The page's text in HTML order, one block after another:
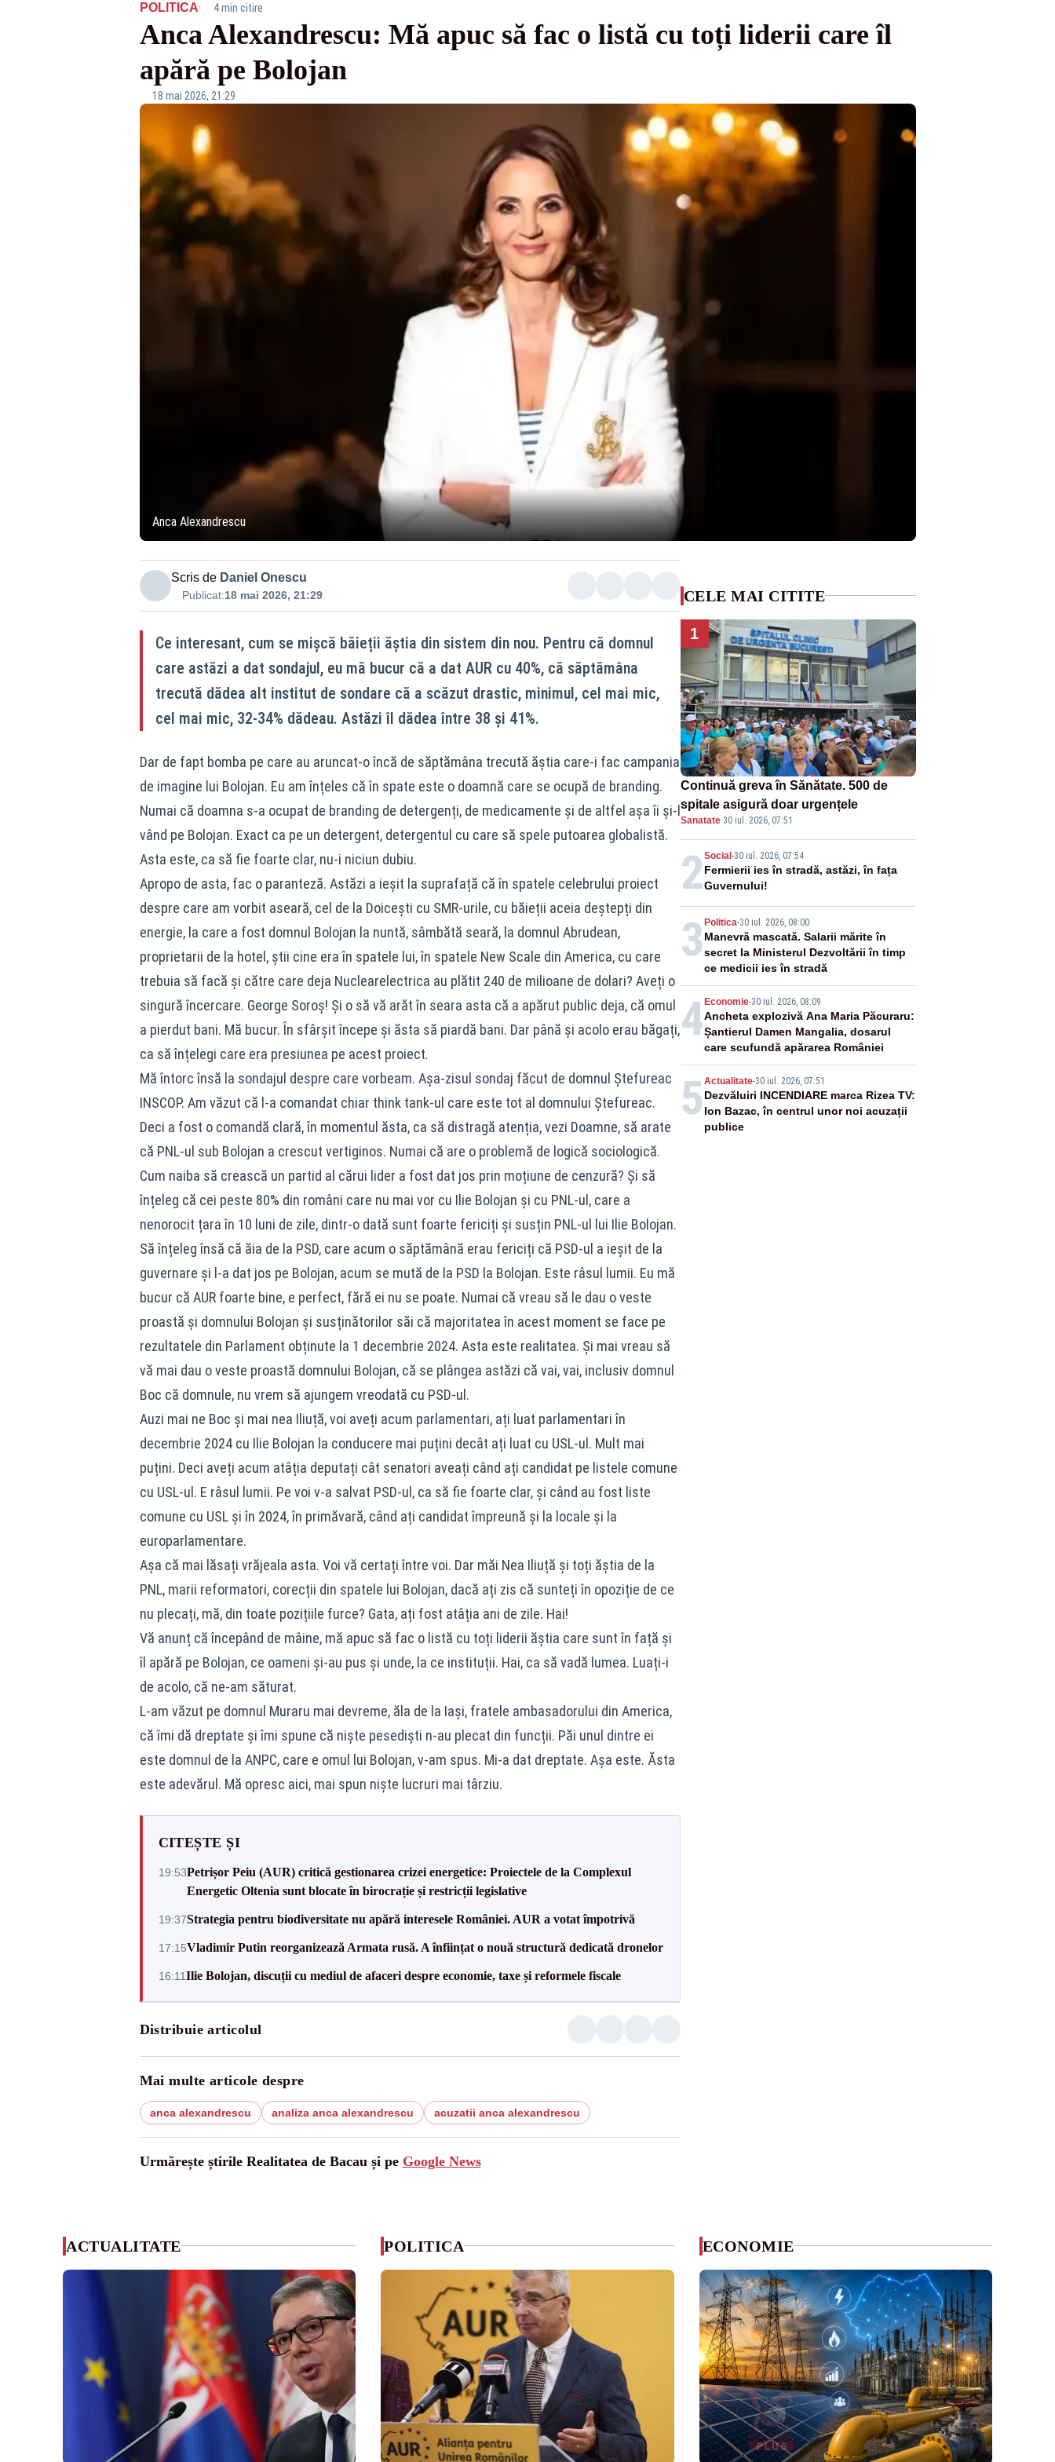
POLITICA· 4 min citire
Anca Alexandrescu: Mă apuc să fac o listă cu toți liderii care îl
apără pe Bolojan
18 mai 2026, 21:29
Anca Alexandrescu
Scris de Daniel Onescu
Publicat:18 mai 2026, 21:29
Ce interesant, cum se mișcă băieții ăștia din sistem din nou. Pentru că domnul
care astăzi a dat sondajul, eu mă bucur că a dat AUR cu 40%, că săptămâna
trecută dădea alt institut de sondare că a scăzut drastic, minimul, cel mai mic,
cel mai mic, 32-34% dădeau. Astăzi îl dădea între 38 și 41%.
Dar de fapt bomba pe care au aruncat-o încă de săptămâna trecută ăștia care-i fac campania
de imagine lui Bolojan. Eu am înțeles că în spate este o doamnă care se ocupă de branding.
Numai că doamna s-a ocupat de branding de detergenți, de medicamente și de altfel așa îi și-l
vând pe Bolojan. Exact ca pe un detergent, detergentul cu care să spele putoarea globalistă.
Asta este, ca să fie foarte clar, nu-i niciun dubiu.
Apropo de asta, fac o paranteză. Astăzi a ieșit la suprafață că în spatele celebrului proiect
despre care am vorbit aseară, cel de la Doicești cu SMR-urile, cu băieții aceia deștepți din
energie, la care a fost domnul Bolojan la nuntă, sâmbătă seară, la domnul Abrudean,
proprietarii de la hotel, știi cine era în spatele lui, în spatele New Scale din America, cu care
trebuia să facă și către care deja Nuclearelectrica au plătit 240 de milioane de dolari? Aveți o
singură încercare. George Soroș! Și o să vă arăt în seara asta că a apărut public deja, că omul
a pierdut bani. Mă bucur. În sfârșit începe și ăsta să piardă bani. Dar până și acolo erau băgați,
ca să înțelegi care era presiunea pe acest proiect.
Mă întorc însă la sondajul despre care vorbeam. Așa-zisul sondaj făcut de domnul Ștefureac
INSCOP. Am văzut că l-a comandat chiar think tank-ul care este tot al domnului Ștefureac.
Deci a fost o comandă clară, în momentul ăsta, ca să distragă atenția, vezi Doamne, să arate
că PNL-ul sub Bolojan a crescut vertiginos. Numai că are o problemă de logică sociologică.
Cum naiba să crească un partid al cărui lider a fost dat jos prin moțiune de cenzură? Și să
înțeleg că cei peste 80% din români care nu mai vor cu Ilie Bolojan și cu PNL-ul, care a
nenorocit țara în 10 luni de zile, dintr-o dată sunt foarte fericiți și susțin PNL-ul lui Ilie Bolojan.
Să înțeleg însă că ăia de la PSD, care acum o săptămână erau fericiți că PSD-ul a ieșit de la
guvernare și l-a dat jos pe Bolojan, acum se mută de la PSD la Bolojan. Este râsul lumii. Eu mă
bucur că AUR foarte bine, e perfect, fără ei nu se poate. Numai că vreau să le dau o veste
proastă și domnului Bolojan și susținătorilor săi că majoritatea în acest moment se face pe
rezultatele din Parlament obținute la 1 decembrie 2024. Asta este realitatea. Și mai vreau să
vă mai dau o veste proastă domnului Bolojan, că se plângea astăzi că vai, vai, inclusiv domnul
Boc că domnule, nu vrem să ajungem vreodată cu PSD-ul.
Auzi mai ne Boc și mai nea Iliuță, voi aveți acum parlamentari, ați luat parlamentari în
decembrie 2024 cu Ilie Bolojan la conducere mai puțini decât ați luat cu USL-ul. Mult mai
puțini. Deci aveți acum atâția deputați cât senatori aveați când ați candidat pe listele comune
cu USL-ul. E râsul lumii. Pe voi v-a salvat PSD-ul, ca să fie foarte clar, și când au fost liste
comune cu USL și în 2024, în primăvară, când ați candidat împreună și la locale și la
europarlamentare.
Așa că mai lăsați vrăjeala asta. Voi vă certați între voi. Dar măi Nea Iliuță și toți ăștia de la
PNL, marii reformatori, corecții din spatele lui Bolojan, dacă ați zis că sunteți în opoziție de ce
nu plecați, mă, din toate pozițiile furce? Gata, ați fost atâția ani de zile. Hai!
Vă anunț că începând de mâine, mă apuc să fac o listă cu toți liderii ăștia care sunt în față și
îl apără pe Bolojan, ce oameni și-au pus și unde, la ce instituții. Hai, ca să vadă lumea. Luați-i
de acolo, că ne-am săturat.
L-am văzut pe domnul Muraru mai devreme, ăla de la Iași, fratele ambasadorului din America,
că îmi dă dreptate și îmi spune că niște pesediști n-au plecat din funcții. Păi unul dintre ei
este domnul de la ANPC, care e omul lui Bolojan, v-am spus. Mi-a dat dreptate. Așa este. Ăsta
este adevărul. Mă opresc aici, mai spun niște lucruri mai târziu.
CITEȘTE ȘI
19:53Petrișor Peiu (AUR) critică gestionarea crizei energetice: Proiectele de la Complexul
Energetic Oltenia sunt blocate în birocrație și restricții legislative
19:37Strategia pentru biodiversitate nu apără interesele României. AUR a votat împotrivă
17:15Vladimir Putin reorganizează Armata rusă. A înființat o nouă structură dedicată dronelor
16:11Ilie Bolojan, discuții cu mediul de afaceri despre economie, taxe și reformele fiscale
Distribuie articolul
Mai multe articole despre
anca alexandrescu analiza anca alexandrescu acuzatii anca alexandrescu
Urmărește știrile Realitatea de Bacau și pe Google News
CELE MAI CITITE
1
Continuă greva în Sănătate. 500 de
spitale asigură doar urgențele
Sanatate·30 iul. 2026, 07:51
2Social -30 iul. 2026, 07:54
Fermierii ies în stradă, astăzi, în fața
Guvernului!
3 Politica-30 iul. 2026, 08:00
Manevră mascată. Salarii mărite în
secret la Ministerul Dezvoltării în timp
ce medicii ies în stradă
4 Economie-30 iul. 2026, 08:09
Ancheta explozivă Ana Maria Păcuraru:
Șantierul Damen Mangalia, dosarul
care scufundă apărarea României
5 Actualitate-30 iul. 2026, 07:51
Dezvăluiri INCENDIARE marca Rizea TV:
Ion Bazac, în centrul unor noi acuzații
publice
ACTUALITATE POLITICA ECONOMIE